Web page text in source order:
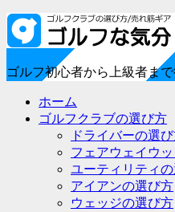
ゴルフ初心者から上級者ま
ホーム
ゴルフクラブの選び方
ドライバーの選
フェアウェイウ
ユーティリティ
アイアンの選び方
ウェッジの選び方